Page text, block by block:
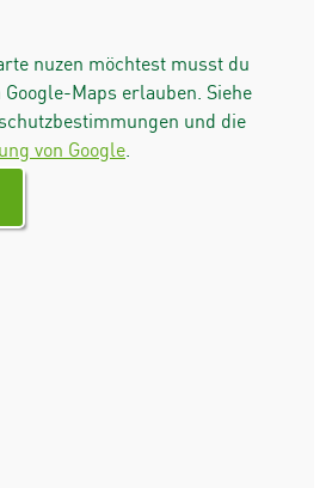
nuzen möchtest musst du
Maps erlauben. Siehe
und die
von Google.